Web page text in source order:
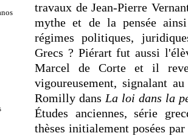
travaux de Jean-Pierre
mythe et de la pensée
régimes politiques,
Grecs ? Piérart fut aussi
Marcel de Corte et il
vigoureusement, signalant
Romilly dans La loi dans la
Études anciennes, série
thèses initialement posées